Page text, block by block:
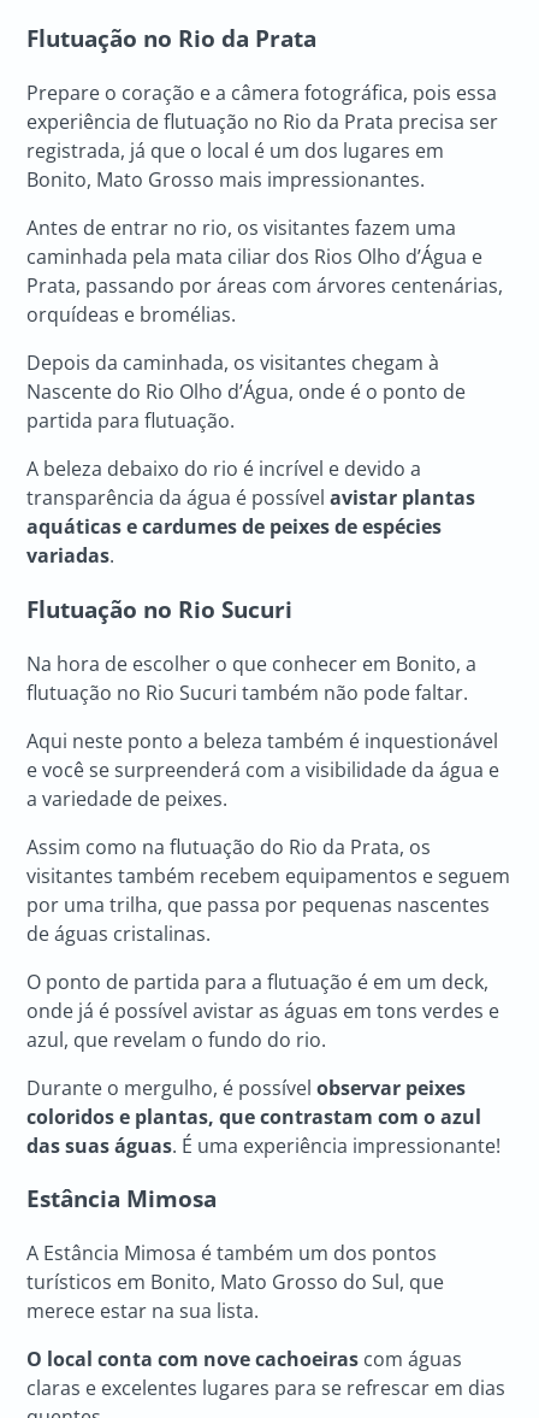
Flutuação no Rio da Prata
Prepare o coração e a câmera fotográfica, pois essa
experiência de flutuação no Rio da Prata precisa ser
registrada, já que o local é um dos lugares em
Bonito, Mato Grosso mais impressionantes.
Antes de entrar no rio, os visitantes fazem uma
caminhada pela mata ciliar dos Rios Olho d’Água e
Prata, passando por áreas com árvores centenárias,
orquídeas e bromélias.
Depois da caminhada, os visitantes chegam à
Nascente do Rio Olho d’Água, onde é o ponto de
partida para flutuação.
A beleza debaixo do rio é incrível e devido a
transparência da água é possívelavistar plantas
aquáticas e cardumes de peixes de espécies
variadas.
Flutuação no Rio Sucuri
Na hora de escolher o que conhecer em Bonito, a
flutuação no Rio Sucuri também não pode faltar.
Aqui neste ponto a beleza também é inquestionável
e você se surpreenderá com a visibilidade da água e
a variedade de peixes.
Assim como na flutuação do Rio da Prata, os
visitantes também recebem equipamentos e seguem
por uma trilha, que passa por pequenas nascentes
de águas cristalinas.
O ponto de partida para a flutuação é em um deck,
onde já é possível avistar as águas em tons verdes e
azul, que revelam o fundo do rio.
Durante o mergulho, é possívelobservar peixes
coloridos e plantas, que contrastam com o azul
das suas águas. É uma experiência impressionante!
Estância Mimosa
A Estância Mimosa é também um dos pontos
turísticos em Bonito, Mato Grosso do Sul, que
merece estar na sua lista.
O local conta com nove cachoeiras com águas
claras e excelentes lugares para se refrescar em dias